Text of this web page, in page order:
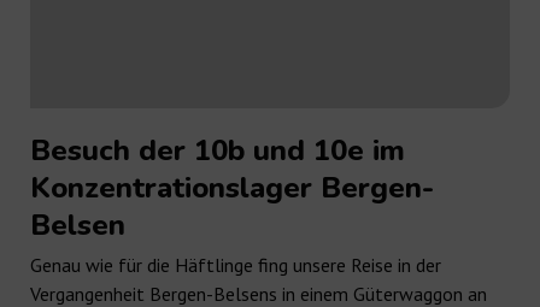
Besuch der 10b und 10e im
Konzentrationslager Bergen-
Belsen
Genau wie für die Häftlinge fing unsere Reise in der
Vergangenheit Bergen-Belsens in einem Güterwaggon an